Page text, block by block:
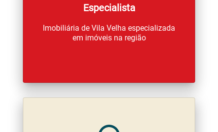
Especialista
Imobiliária de Vila Velha especializada
em imóveis na região